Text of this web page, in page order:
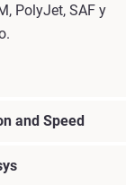
PolyJet, SAF y
and Speed